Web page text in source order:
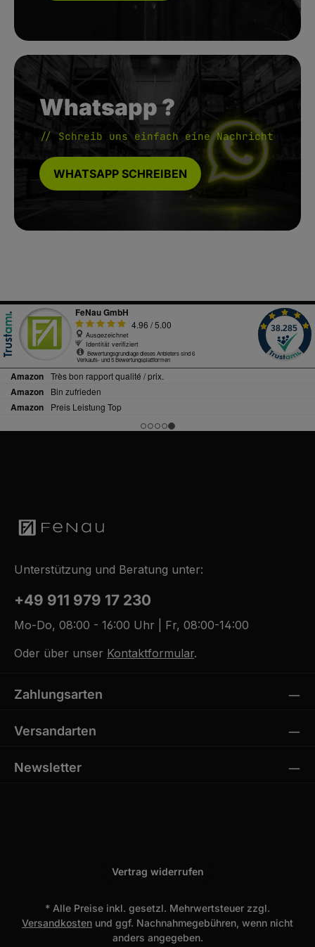
Whatsapp ?
// Schreib uns einfach eine Nachricht
WHATSAPP SCHREIBEN
Unterstützung und Beratung unter:
+49 911 979 17 230
Mo-Do, 08:00 - 16:00 Uhr | Fr, 08:00-14:00
Oder über unser Kontaktformular.
Zahlungsarten
Versandarten
Newsletter
Vertrag widerrufen
* Alle Preise inkl. gesetzl. Mehrwertsteuer zzgl.
Versandkosten und ggf. Nachnahmegebühren, wenn nicht
anders angegeben.